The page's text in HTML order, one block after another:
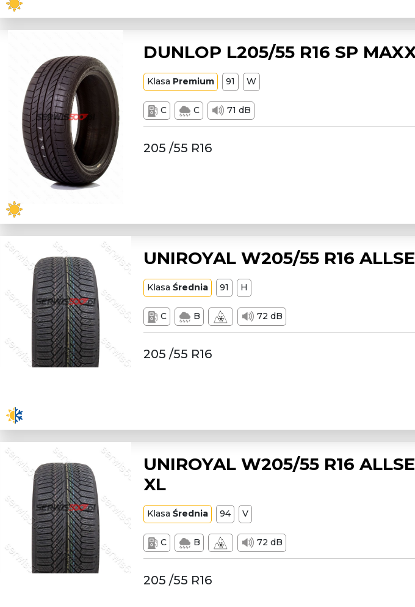
DUNLOP L205/55 R16 SP
Klasa Premium 91 W
C C 71 dB
205 /55 R16
UNIROYAL W205/55 R16
Klasa Średnia 91 H
C B 72 dB
205 /55 R16
UNIROYAL W205/55 R16
XL
Klasa Średnia 94 V
C B 72 dB
205 /55 R16